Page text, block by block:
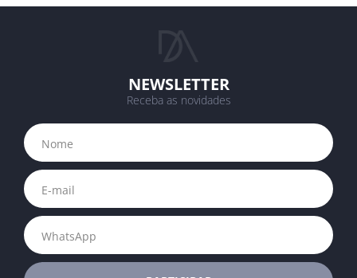
NEWSLETTER
Receba as novidades